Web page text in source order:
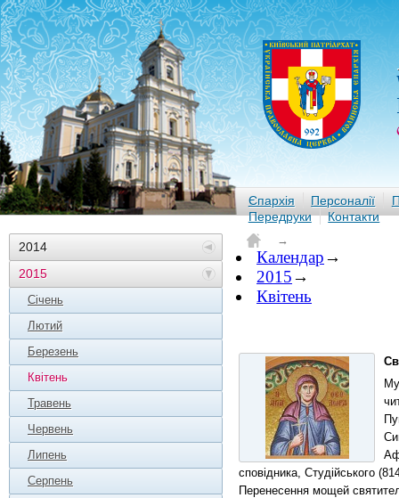
Єпархія Персоналії
Передруки
Контакти
2014
2015
Січень
Лютий
Березень
Квітень
Травень
Червень
Липень
Серпень
→
Календар→
2015→
Квітень
сповідника, Студiйського
Перенесення мощей